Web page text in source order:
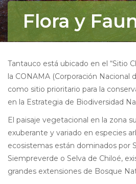
Flora y
Tantauco está ubicado en el “Sitio
la CONAMA (Corporación Nacional
como sitio prioritario para la
en la Estrategia de Biodiversidad
El paisaje vegetacional en la zona
exuberante y variado en especies
ecosistemas están dominados por
Siempreverde o Selva de Chiloé,
grandes extensiones de Bosque